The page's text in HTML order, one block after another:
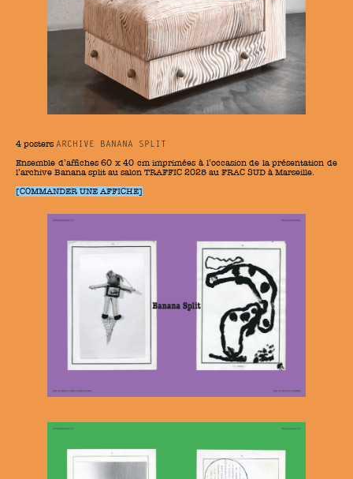
4 posters ARCHIVE BANANA SPLIT
Ensemble d’affiches 60 x 40 cm imprimées à l’occasion de la présentation de
l’archive Banana split au salon TRAFFIC 2025 au FRAC SUD à Marseille.
[COMMANDER UNE AFFICHE]